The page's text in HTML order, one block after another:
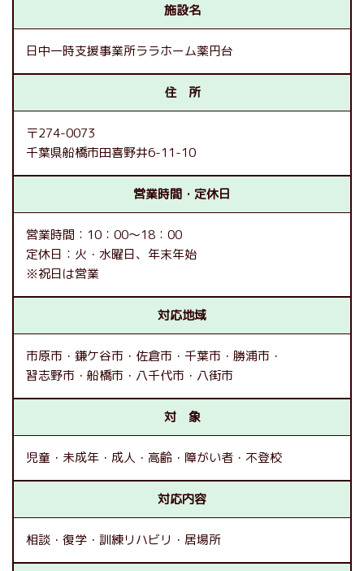
施設名
日中一時支援事業所ララホーム薬円台
住 所
〒274-0073
千葉県船橋市田喜野井6-11-10
営業時間・定休日
営業時間：10：00～18：00
定休日：火・水曜日、年末年始
※祝日は営業
対応地域
市原市 鎌ケ谷市 佐倉市 千葉市
勝浦市
習志野市
船橋市 八千代市 八街市
対 象
児童 未成年 成人 高齢 障がい者 不登校
対応内容
相談 復学 訓練リハビリ 居場所